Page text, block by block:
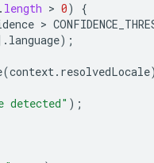
. length > 0)
{
>
language);
(context. resolvedLocale
detected" );